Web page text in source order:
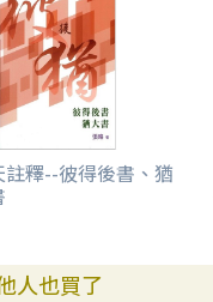
註釋--彼得後書、猶
人也買了